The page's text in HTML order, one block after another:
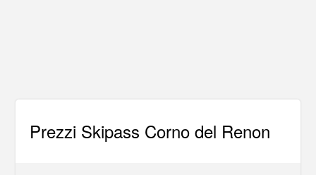
Prezzi Skipass Corno del Renon